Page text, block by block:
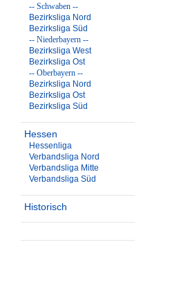
-- Schwaben --
Bezirksliga Nord
Bezirksliga Süd
-- Niederbayern --
Bezirksliga West
Bezirksliga Ost
-- Oberbayern --
Bezirksliga Nord
Bezirksliga Ost
Bezirksliga Süd
Hessen
Hessenliga
Verbandsliga Nord
Verbandsliga Mitte
Verbandsliga Süd
Historisch